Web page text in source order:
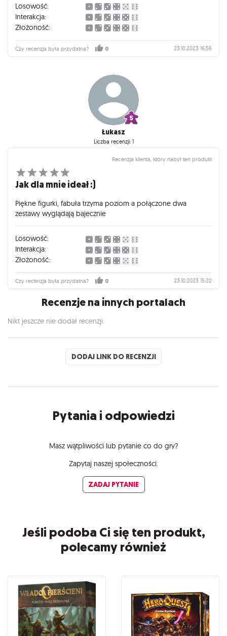
Losowość:
Interakcja:
Złożoność:
Czy recenzja była przydatna? 0 23.10.2023 16:56
Łukasz
Liczba recenzji: 1
Recenzja klienta, który nabył ten produkt
Jak dla mnie ideał :)
Piękne figurki, fabuła trzyma poziom a połączone dwa
zestawy wyglądają bajecznie
Losowość:
Interakcja:
Złożoność:
Czy recenzja była przydatna? 0 23.10.2023 15:22
Recenzje na innych portalach
Nikt jeszcze nie dodał recenzji.
DODAJ LINK DO RECENZJI
Pytania i odpowiedzi
Masz wątpliwości lub pytanie co do gry?
Zapytaj naszej społeczności.
ZADAJ PYTANIE
Jeśli podoba Ci się ten produkt,
polecamy również